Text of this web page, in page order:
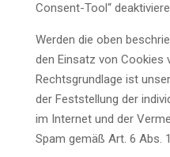
Consent-Tool“
Werden die oben
den Einsatz von Cookies
Rechtsgrundlage ist
der Feststellung der
im Internet und der
Spam gemäß Art. 6 Abs.